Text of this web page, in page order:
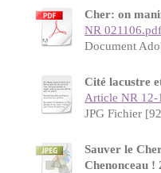
Cher: on
NR 021106.pdf
Document
Cité lacustre
Article NR 12-
JPG Fichier
Sauver le
Chenonceau !